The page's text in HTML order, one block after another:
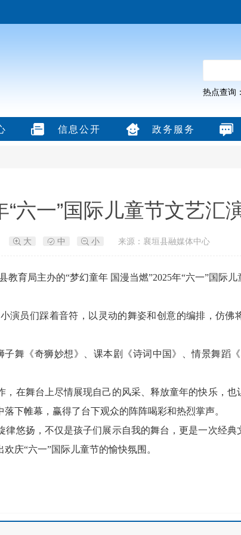
热点查询：
信息公开 政务服务
六一”国际儿童节文艺汇
大 中 小 来源：襄垣县融媒体中心
教育局主办的“梦幻童年 国漫当燃”2025年“六一”国际
演员们踩着音符，以灵动的舞姿和创意的编排，仿佛
舞《奇狮妙想》、课本剧《诗词中国》、情景舞蹈
在舞台上尽情展现自己的风采、释放童年的快乐，
下帷幕，赢得了台下观众的阵阵喝彩和热烈掌声。
悠扬，不仅是孩子们展示自我的舞台，更是一次经典
庆“六一”国际儿童节的愉快氛围。